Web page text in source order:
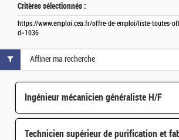
Critères sélectionnés :
https://www.emploi.cea.fr/offre-de-emploi/liste-toutes-
d=1036
Ingénieur mécanicien généraliste H/F
Affiner ma recherche